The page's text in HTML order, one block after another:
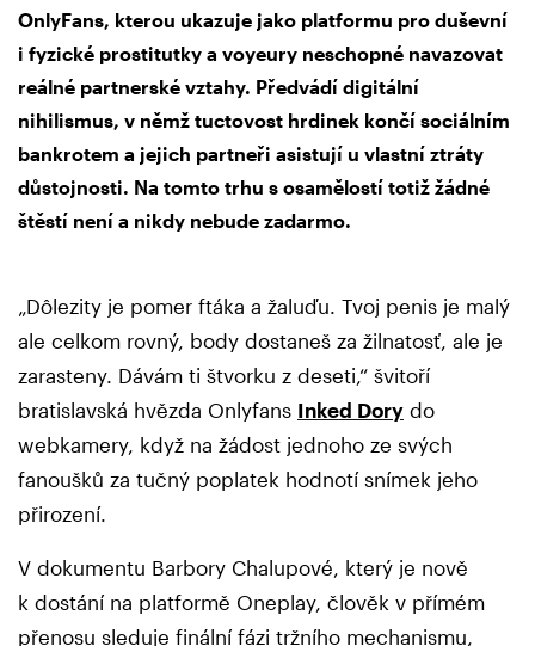
OnlyFans, kterou ukazuje jako platformu pro duševní
i fyzické prostitutky a voyeury neschopné navazovat
reálné partnerské vztahy. Předvádí digitální
nihilismus, v němž tuctovost hrdinek končí sociálním
bankrotem a jejich partneři asistují u vlastní ztráty
důstojnosti. Na tomto trhu s osamělostí totiž žádné
štěstí není a nikdy nebude zadarmo.
„Dôlezity je pomer ftáka a žaluďu. Tvoj penis je malý
ale celkom rovný, body dostaneš za žilnatosť, ale je
zarasteny. Dávám ti štvorku z deseti,“ švitoří
bratislavská hvězda Onlyfans Inked Dory do
webkamery, když na žádost jednoho ze svých
fanoušků za tučný poplatek hodnotí snímek jeho
přirození.
V dokumentu Barbory Chalupové, který je nově
k dostání na platformě Oneplay, člověk v přímém
přenosu sleduje finální fázi tržního mechanismu,